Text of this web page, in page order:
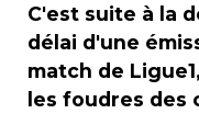
C'est suite à la
délai d'une
match de
les foudres des